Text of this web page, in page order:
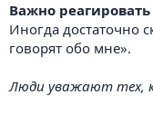
Важно реагировать
Иногда достаточно
говорят обо мне».
Люди уважают тех,